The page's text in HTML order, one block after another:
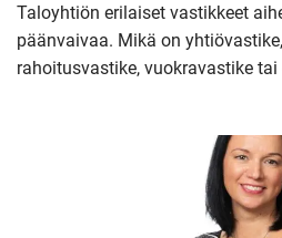
Taloyhtiön erilaiset vastikkeet
päänvaivaa. Mikä on
rahoitusvastike, vuokravastike